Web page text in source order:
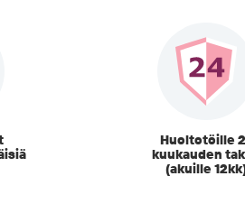
Huoltotöille
kuukauden
(akuille